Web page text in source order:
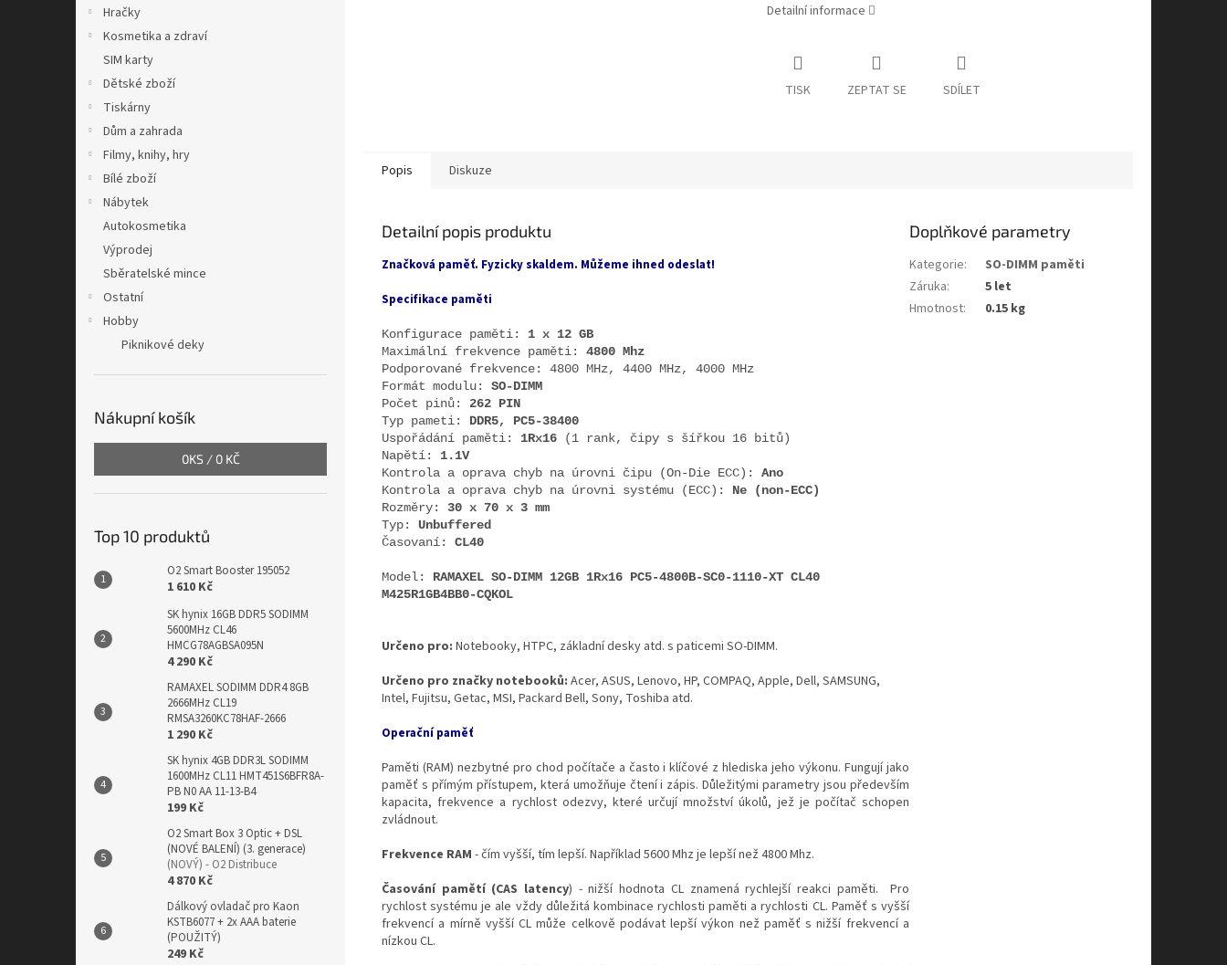
Hračky
Kosmetika a zdraví
SIM karty
Dětské zboží
Tiskárny
Dům a zahrada
Filmy, knihy, hry
Bílé zboží
Nábytek
Autokosmetika
Výprodej
Sběratelské mince
Ostatní
Hobby
Piknikové deky
Nákupní košík
0KS / 0 KČ
Top 10 produktů
O2 Smart Booster 195052
1 610 Kč
SK hynix 16GB DDR5 SODIMM
5600MHz CL46
HMCG78AGBSA095N
4 290 Kč
RAMAXEL SODIMM DDR4 8GB
2666MHz CL19
RMSA3260KC78HAF-2666
1 290 Kč
SK hynix 4GB DDR3L SODIMM
1600MHz CL11 HMT451S6BFR8A-
PB N0 AA 11-13-B4
199 Kč
O2 Smart Box 3 Optic + DSL
(NOVÉ BALENÍ) (3. generace)
(NOVÝ) - O2 Distribuce
4 870 Kč
Dálkový ovladač pro Kaon
KSTB6077 + 2x AAA baterie
(POUŽITÝ)
249 Kč
Detailní informace
TISK ZEPTAT SE SDÍLET
Popis Diskuze
Detailní popis produktu
Značková paměť. Fyzicky skaldem. Můžeme ihned odeslat!
Specifikace paměti
Konfigurace paměti: 1 x 12 GB
Maximální frekvence paměti: 4800 Mhz
Podporované frekvence: 4800 MHz, 4400 MHz, 4000 MHz
Formát modulu: SO-DIMM
Počet pinů: 262 PIN
Typ pameti: DDR5, PC5-38400
Uspořádání paměti:
1Rx16
(1 rank, čipy s šířkou 16 bitů)
Napětí: 1.1V
Kontrola a oprava chyb na úrovni čipu (On-Die ECC): Ano
Kontrola a oprava chyb na úrovni systému (ECC):
Ne (non-ECC)
Rozměry: 30 x 70 x 3 mm
Typ: Unbuffered
Časovaní: CL40
Model: RAMAXEL SO-DIMM 12GB 1Rx16 PC5-4800B-SC0-1110-XT CL40
M425R1GB4BB0-CQKOL
Určeno pro: Notebooky, HTPC, základní desky atd. s paticemi SO-DIMM.
Určeno pro značky notebooků: Acer, ASUS, Lenovo, HP, COMPAQ, Apple, Dell, SAMSUNG,
Intel, Fujitsu, Getac, MSI, Packard Bell, Sony, Toshiba atd.
Operační paměť
Paměti (RAM) nezbytné pro chod počítače a často i klíčové z hlediska jeho výkonu. Fungují jako
paměť s přímým přístupem, která umožňuje čtení i zápis. Důležitými parametry jsou především
kapacita, frekvence a rychlost odezvy, které určují množství úkolů, jež je počítač schopen
zvládnout.
Frekvence RAM - čím vyšší, tím lepší. Například 5600 Mhz je lepší než 4800 Mhz.
Časování pamětí (CAS latency) - nižší hodnota CL znamená rychlejší reakci paměti. Pro
rychlost systému je ale vždy důležitá kombinace rychlosti paměti a rychlosti CL. Paměť s vyšší
frekvencí a mírně vyšší CL může celkově podávat lepší výkon než paměť s nižší frekvencí a
nízkou CL.
Doplňkové parametry
Kategorie:
SO-DIMM paměti
Záruka:
5 let
Hmotnost: 0.15 kg